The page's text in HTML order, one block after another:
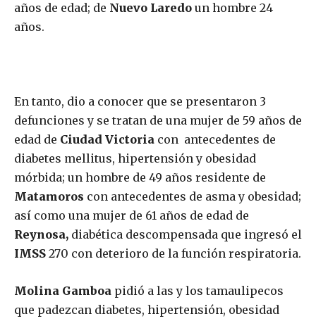
años de edad; de Nuevo Laredo un hombre 24
años.
En tanto, dio a conocer que se presentaron 3
defunciones y se tratan de una mujer de 59 años de
edad de Ciudad Victoria con antecedentes de
diabetes mellitus, hipertensión y obesidad
mórbida; un hombre de 49 años residente de
Matamoros con antecedentes de asma y obesidad;
así como una mujer de 61 años de edad de
Reynosa, diabética descompensada que ingresó el
IMSS 270 con deterioro de la función respiratoria.
Molina Gamboa pidió a las y los tamaulipecos
que padezcan diabetes, hipertensión, obesidad